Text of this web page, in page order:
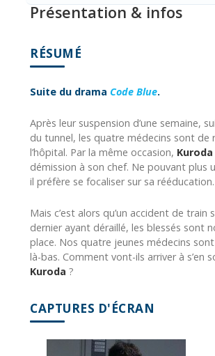
Présentation & infos
RÉSUMÉ
Suite du drama Code Blue.
Après leur suspension d’une semaine,
du tunnel, les quatre médecins sont de
l’hôpital. Par la même occasion,
démission à son chef. Ne pouvant plus
il préfère se focaliser sur sa rééducation.
Mais c’est alors qu’un accident de train
dernier ayant déraillé, les blessés sont
place. Nos quatre jeunes médecins
là-bas. Comment vont-ils arriver à s’en
Kuroda ?
CAPTURES D'ÉCRAN